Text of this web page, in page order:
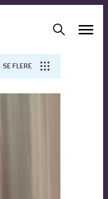
SE FLERE